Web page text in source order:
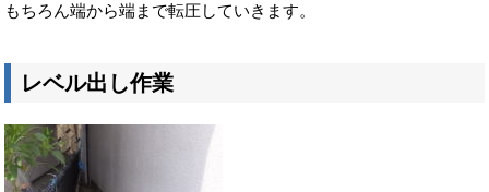
もちろん端から端まで転圧していきます。
レベル出し作業